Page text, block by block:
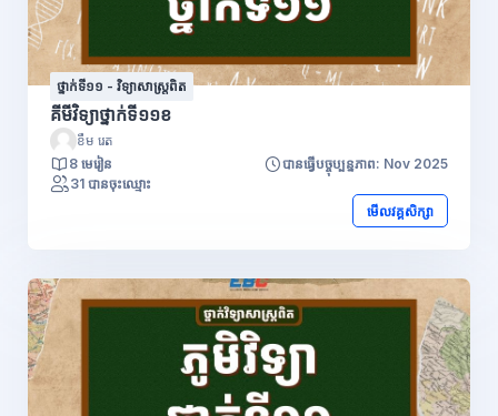
ថ្នាក់ទី១១ - វិទ្យាសាស្រ្តពិត
គីមីវិទ្យាថ្នាក់ទី១១ខ
ខឹម រេត
8 មេរៀន
បានធ្វើបច្ចុប្បន្នភាព: Nov 2025
31 បានចុះឈ្មោះ
មើលវគ្គសិក្សា